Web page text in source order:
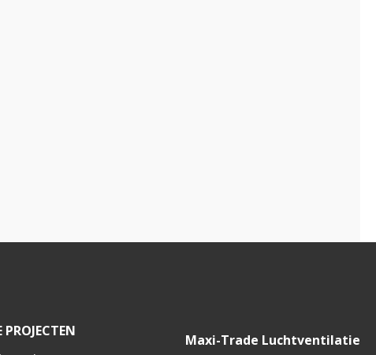
PROJECTEN
Maxi-Trade Luchtventilatie